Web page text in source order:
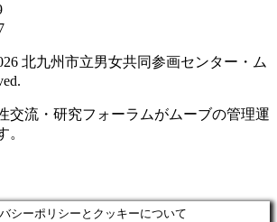
北九州市立男女共同参画センター・ム
交流・研究フォーラムがムーブの管理運
。
シーポリシーとクッキーについて